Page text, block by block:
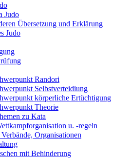
Judo
Übersetzung und Erklärung
Judo
Randori
Selbstverteidiung
körperliche Ertüchtigung
Theorie
zu Kata
u. -regeln
Organisationen
mit Behinderung